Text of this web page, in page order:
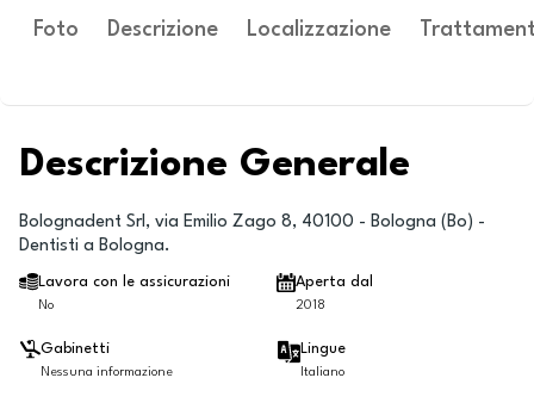
Foto Descrizione Localizzazione
Descrizione Generale
Bolognadent Srl, via Emilio Zago 8, 40100 - Bologna (Bo) -
Dentisti a Bologna.
Lavora con le assicurazioni
No
Aperta dal
2018
Gabinetti
Nessuna informazione
Lingue
Italiano